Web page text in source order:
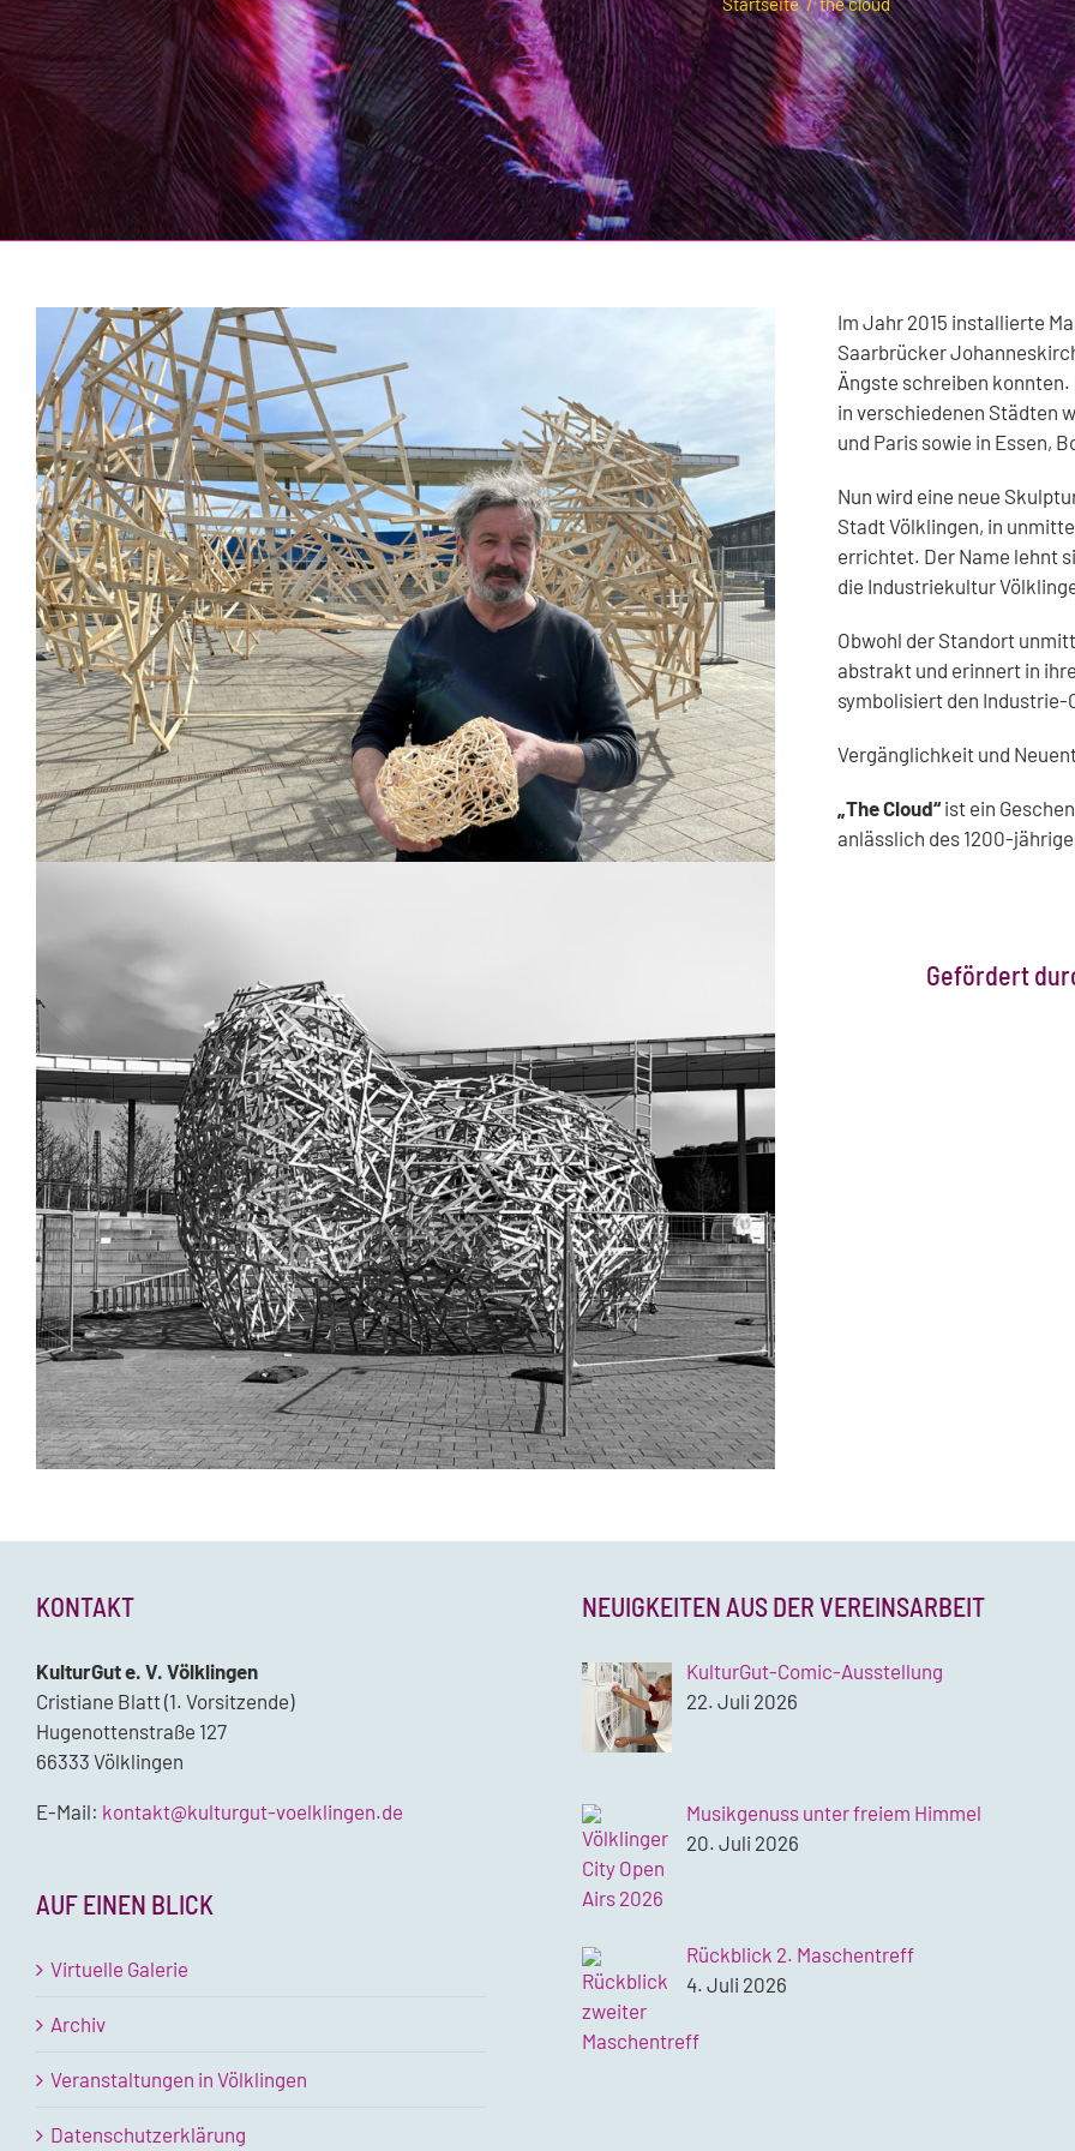
Im Jahr 2015 installierte
Saarbrücker
Ängste schreiben
in verschiedenen Städten
und Paris sowie in Essen,
Nun wird eine neue
Stadt Völklingen, in
errichtet. Der Name lehnt
die Industriekultur
Obwohl der Standort
abstrakt und erinnert in
symbolisiert den Industrie-
Vergänglichkeit und
„The Cloud“ist ein
anlässlich des 1200-
Gefördert
KONTAKT
KulturGut e. V. Völklingen
Cristiane Blatt (1. Vorsitzende)
Hugenottenstraße 127
66333 Völklingen
E-Mail: kontakt@kulturgut-voelklingen.de
AUF EINEN BLICK
Virtuelle Galerie
Archiv
Veranstaltungen in Völklingen
Datenschutzerklärung
NEUIGKEITEN AUS DER VEREINSARBEIT
KulturGut-Comic-Ausstellung
22. Juli 2026
Musikgenuss unter freiem Himmel
20. Juli 2026
Rückblick 2. Maschentreff
4. Juli 2026